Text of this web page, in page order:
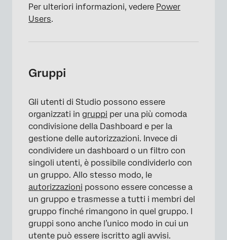
Per ulteriori informazioni, vedere Power
Users.
Gruppi
Gli utenti di Studio possono essere
organizzati in gruppi per una più comoda
condivisione della Dashboard e per la
gestione delle autorizzazioni. Invece di
condividere un dashboard o un filtro con
singoli utenti, è possibile condividerlo con
un gruppo. Allo stesso modo, le
autorizzazioni possono essere concesse a
un gruppo e trasmesse a tutti i membri del
gruppo finché rimangono in quel gruppo. I
gruppi sono anche l’unico modo in cui un
utente può essere iscritto agli avvisi.